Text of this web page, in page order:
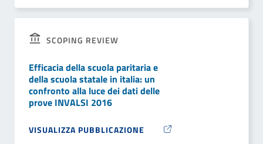
SCOPING REVIEW
Efficacia della scuola paritaria e
della scuola statale in italia: un
confronto alla luce dei dati delle
prove INVALSI 2016
VISUALIZZA PUBBLICAZIONE